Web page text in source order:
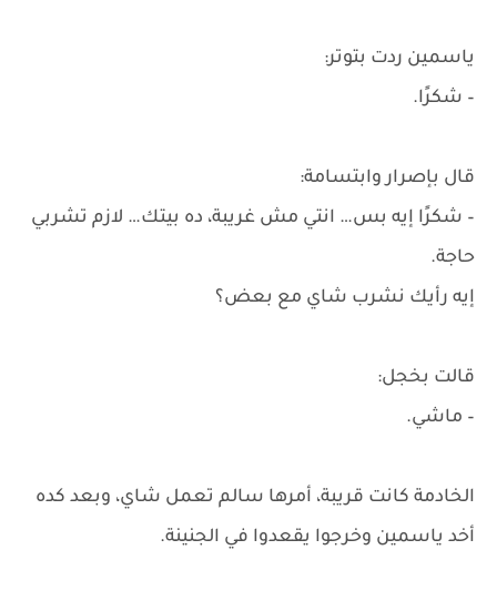
ياسمين ردت بتوتر:
– شكرًا.
قال بإصرار وابتسامة:
– شكرًا إيه بس… انتي مش غريبة، ده بيتك… لازم تشربي
حاجة.
إيه رأيك نشرب شاي مع بعض؟
قالت بخجل:
– ماشي.
الخادمة كانت قريبة، أمرها سالم تعمل شاي، وبعد كده
أخد ياسمين وخرجوا يقعدوا في الجنينة.